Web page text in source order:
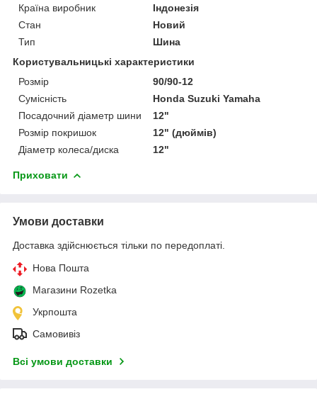
Країна виробник
Індонезія
Стан
Новий
Тип
Шина
Користувальницькі характеристики
Розмір
90/90-12
Сумісність
Honda Suzuki Yamaha
Посадочний діаметр шини
12"
Розмір покришок
12" (дюймів)
Діаметр колеса/диска
12"
Приховати
Умови доставки
Доставка здійснюється тільки по передоплаті.
Нова Пошта
Магазини Rozetka
Укрпошта
Самовивіз
Всі умови доставки